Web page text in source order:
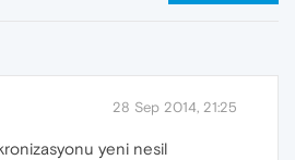
28 Sep 2014, 21:25
yeni nesil